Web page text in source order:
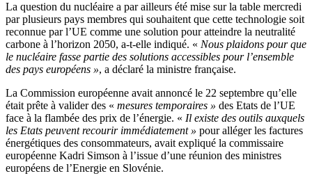
La question du nucléaire a par ailleurs été mise sur la table mercredi
par plusieurs pays membres qui souhaitent que cette technologie soit
reconnue par l’UE comme une solution pour atteindre la neutralité
carbone à l’horizon 2050, a-t-elle indiqué. « Nous plaidons pour que
le nucléaire fasse partie des solutions accessibles pour l’ensemble
des pays européens », a déclaré la ministre française.
La Commission européenne avait annoncé le 22 septembre qu’elle
était prête à valider des « mesures temporaires » des Etats de l’UE
face à la flambée des prix de l’énergie. « Il existe des outils auxquels
les Etats peuvent recourir immédiatement » pour alléger les factures
énergétiques des consommateurs, avait expliqué la commissaire
européenne Kadri Simson à l’issue d’une réunion des ministres
européens de l’Energie en Slovénie.